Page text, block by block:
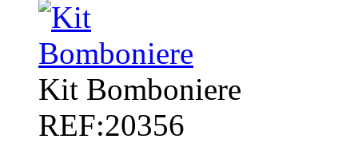
Kit Bomboniere
REF:20356